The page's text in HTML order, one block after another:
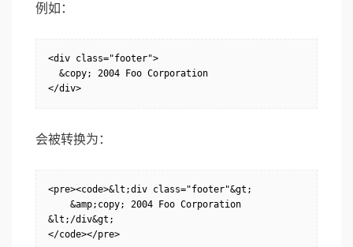
例如：
<div class="footer">
  &copy; 2004 Foo Corporation
</div>
会被转换为：
<pre><code>&lt;div class="footer"&gt;
    &amp;copy; 2004 Foo Corporation
&lt;/div&gt;
</code></pre>